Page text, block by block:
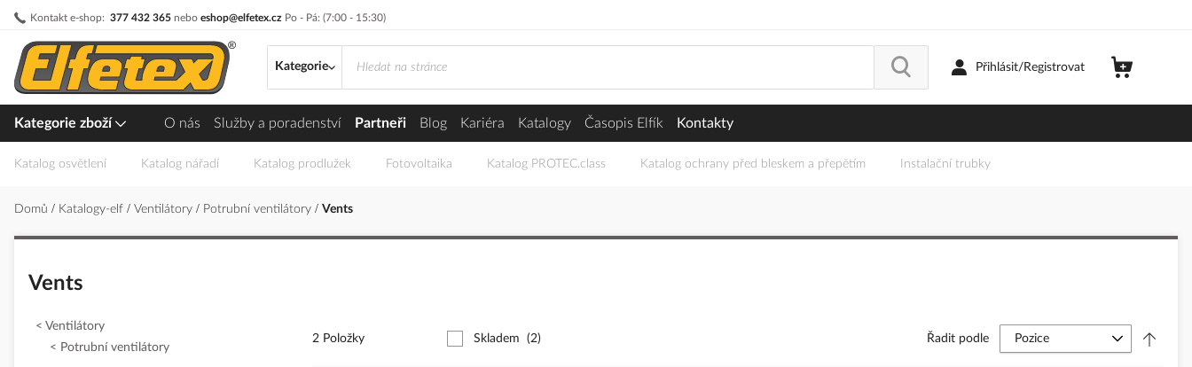
Kontakt e-shop: 377 432 365 nebo eshop@elfetex.cz Po - Pá: (7:00 - 15:30)
Přejít
obsah
Kategorie
Přihlásit/Registrovat
Kategorie zboží O nás Služby a poradenství Partneři Blog Kariéra Katalogy Časopis Elfík Kontakty
Katalog osvětlení Katalog nářadí Katalog prodlužek Fotovoltaika Katalog PROTEC.class Katalog ochrany před bleskem a přepětím Instalační trubky
Domů Katalogy-elf Ventilátory Potrubní ventilátory Vents
Vents
2 Položky Skladem (2) Řadit podle
Ventilátory
Potrubní ventilátory